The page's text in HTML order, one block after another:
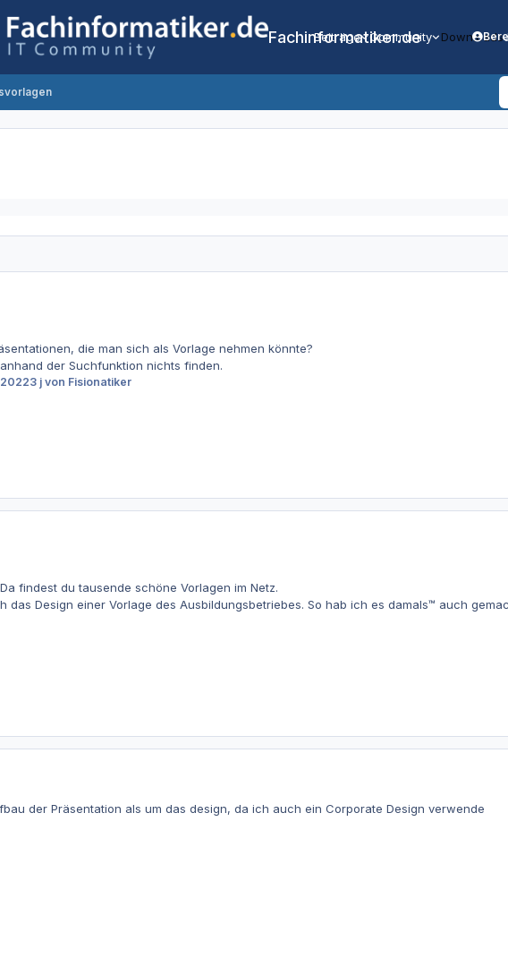
Fachinformatiker.de
Beiträge Community Downloads
die man sich als Vorlage nehmen könnte?
der Suchfunktion nichts finden.
3 jvon Fisionatiker
findest du tausende schöne Vorlagen im Netz.
das Design einer Vorlage des Ausbildungsbetriebes. So hab ich es damals™ auch
der Präsentation als um das design, da ich auch ein Corporate Design verwende